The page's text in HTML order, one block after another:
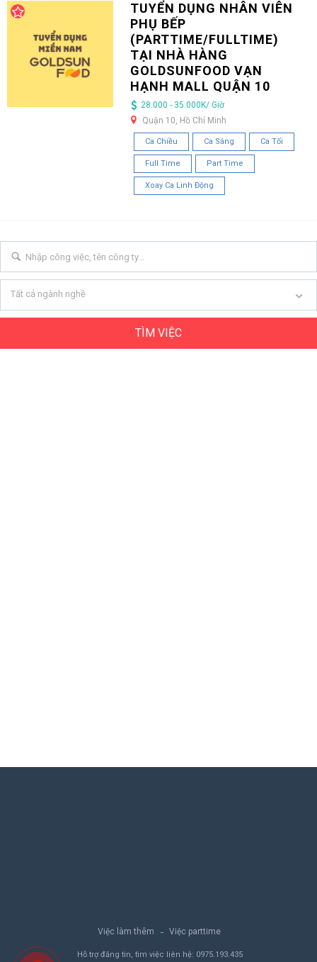
TUYỂN DỤNG NHÂN VIÊN
PHỤ BẾP
(PARTTIME/FULLTIME)
TẠI NHÀ HÀNG
GOLDSUNFOOD VẠN
HẠNH MALL QUẬN 10
28.000 - 35.000K/ Giờ
Quận 10, Hồ Chí Minh
Ca Chiều Ca Sáng Ca Tối
Full Time Part Time
Xoay Ca Linh Động
Tất cả ngành nghề
Việc làm thêm Việc parttime
Hỗ trợ đăng tin, tìm việc liên hệ: 0975.193.435